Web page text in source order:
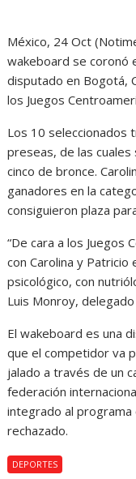
México, 24 Oct
wakeboard se coronó
disputado en Bogotá,
los Juegos
Los 10 seleccionados
preseas, de las
cinco de bronce.
ganadores en la
consiguieron plaza
“De cara a los Juegos
con Carolina y
psicológico, con
Luis Monroy,
El wakeboard es una
que el competidor va
jalado a través de un
federación
integrado al
rechazado.
DEPORTES